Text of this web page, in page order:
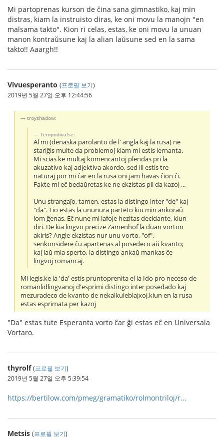
Mi partoprenas kurson de ĉina sana gimnastiko, kaj min
distras, kiam la instruisto diras, ke oni movu la manojn "en
malsama takto". Kion ri celas, estas, ke oni movu la unuan
manon kontraŭsune kaj la alian laŭsune sed en la sama
takto!! Aaargh!!
Vivuesperanto (프로필 보기)
2019년 5월 27일 오후 12:44:56
troyshadow:
Tempodivalse:
Al mi (denaska parolanto de l' angla kaj la rusa) ne
stariĝis multe da problemoj kiam mi estis lernanta.
Mi scias ke multaj komencantoj plendas pri la
akuzativo kaj adjektiva akordo, sed ili estis tre
naturaj por mi ĉar en la rusa oni jam havas ĉion ĉi.
Fakte mi eĉ bedaŭretas ke ne ekzistas pli da kazoj ...
Unu strangaĵo, tamen, estas la distingo inter "de" kaj
"da". Tio estas la ununura parteto kiu min ankoraŭ
iom ĝenas. Eĉ nune mi iafoje hezitas decidante, kiun
diri. De kia lingvo precize Zamenhof la duan vorton
akiris? Angle ekzistas nur unu vorto, "of",
senkonsidere ĉu apartenas al posedeco aŭ kvanto;
kaj laŭ mia sperto, la distingo ankaŭ mankas ĉe
lingvoj romancaj.
Mi legis,ke la 'da' estis pruntoprenita el la Ido pro neceso de
romanlidlingvanoj d'esprimi distingo inter posedado kaj
mezuradeco de kvanto de nekalkuleblajxoj,kiun en la rusa
estas esprimata per kazoj
"Da" estas tute Esperanta vorto ĉar ĝi estas eĉ en Universala
Vortaro.
thyrolf (프로필 보기)
2019년 5월 27일 오후 5:39:54
https://bertilow.com/pmeg/gramatiko/rolmontriloj/r...
Metsis (프로필 보기)